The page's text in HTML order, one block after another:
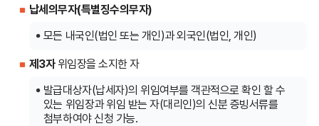
납세의무자(특별징수의무자)
모든 내국인(법인 또는 개인)과 외국인(법인, 개인)
제3자위임장을 소지한 자
발급대상자(납세자)의 위임여부를 객관적으로 확인 할 수
있는 위임장과 위임 받는 자(대리인)의 신분 증빙서류를
첨부하여야 신청 가능.